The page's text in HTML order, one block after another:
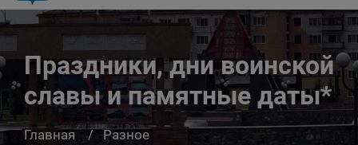
Праздники, дни воинской
славы и памятные даты*
Главная
Разное